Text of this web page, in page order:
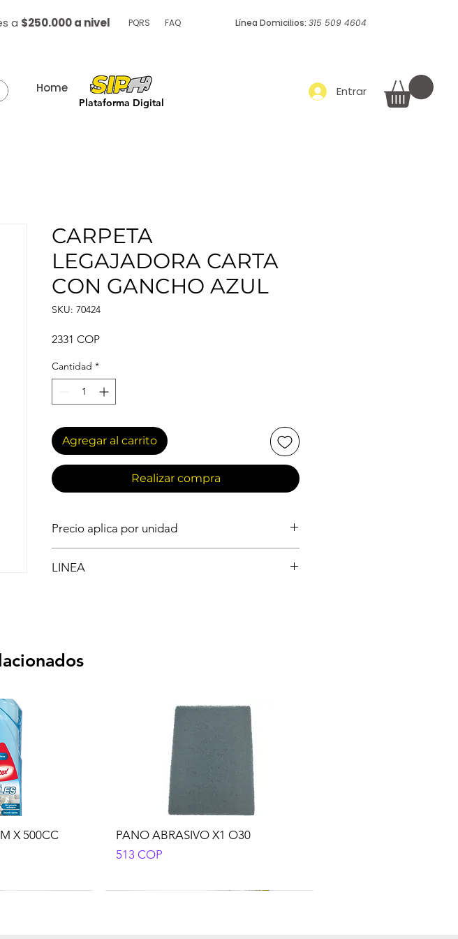
PQRS FAQ Línea Domicilios: 315 509 4604
a $250.000 a nivel
Home Papelería Más
Plataforma Digital
Entrar
CARPETA
LEGAJADORA CARTA
CON GANCHO AZUL
SKU: 70424
2331 COPPrecio
Cantidad *
Agregar al carrito
Realizar compra
Precio aplica por unidad
LINEA
X 500CC
PANO ABRASIVO X1 O30
Precio
513 COP